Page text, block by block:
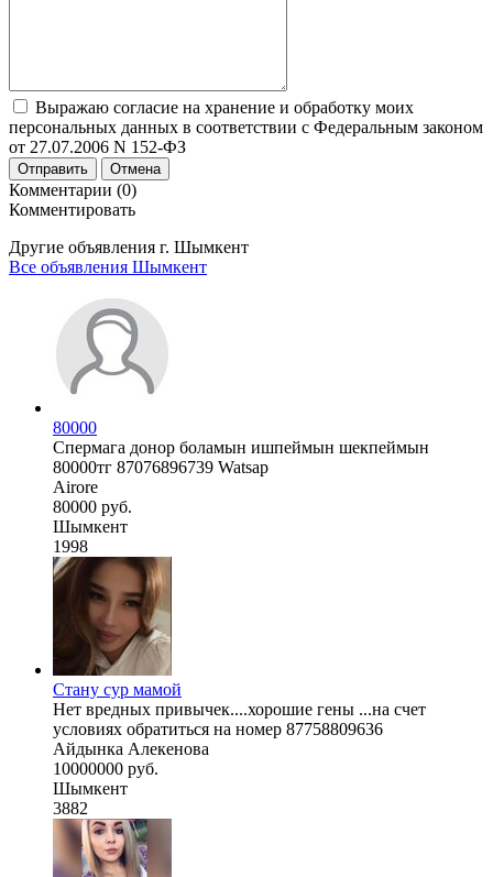
Выражаю согласие на хранение и обработку моих
персональных данных в соответствии с Федеральным законом
от 27.07.2006 N 152-ФЗ
Отправить Отмена
Комментарии (0)
Комментировать
Другие объявления г. Шымкент
Все объявления Шымкент
80000
Спермага донор боламын ишпеймын шекпеймын
80000тг 87076896739 Watsap
Airore
80000 руб.
Шымкент
1998
Стану сур мамой
Нет вредных привычек....хорошие гены ...на счет
условиях обратиться на номер 87758809636
Айдынка Алекенова
10000000 руб.
Шымкент
3882